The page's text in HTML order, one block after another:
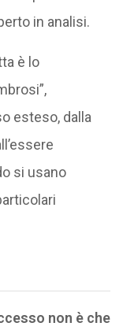
in analisi.
è lo
esteso, dalla
si usano
non è che